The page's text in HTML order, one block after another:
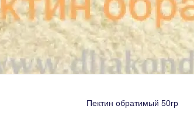
Пектин обратимый 50гр